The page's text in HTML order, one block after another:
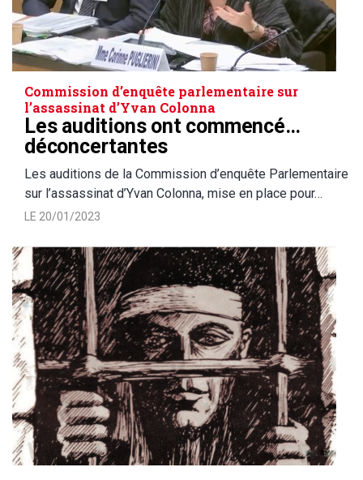
Commission d’enquête parlementaire sur
l’assassinat d’Yvan Colonna
Les auditions ont commencé…
déconcertantes
Les auditions de la Commission d’enquête Parlementaire
sur l’assassinat d’Yvan Colonna, mise en place pour…
LE 20/01/2023